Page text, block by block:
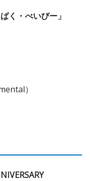
く・べいびー」
）